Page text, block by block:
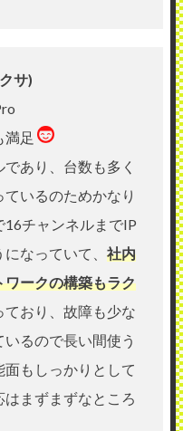
サ)
満足
あり、台数も多く
いるのためかなり
チャンネルまでIP
なっていて、 社内
ークの構築もラク
ており、故障も少な
るので長い間使う
面もしっかりとして
まずまずなところ